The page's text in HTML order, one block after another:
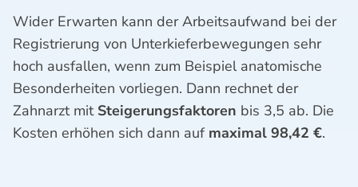
Wider Erwarten kann der Arbeitsaufwand bei der
Registrierung von Unterkieferbewegungen sehr
hoch ausfallen, wenn zum Beispiel anatomische
Besonderheiten vorliegen. Dann rechnet der
Zahnarzt mit Steigerungsfaktoren bis 3,5 ab. Die
Kosten erhöhen sich dann auf maximal 98,42 €.